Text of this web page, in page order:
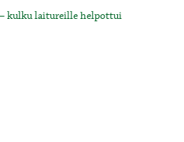
kulku laitureille helpottui